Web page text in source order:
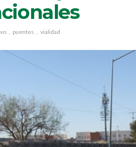
puentes vialidad